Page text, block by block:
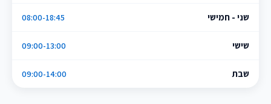
שני - חמישי 08:00-18:45
שישי 09:00-13:00
שבת 09:00-14:00